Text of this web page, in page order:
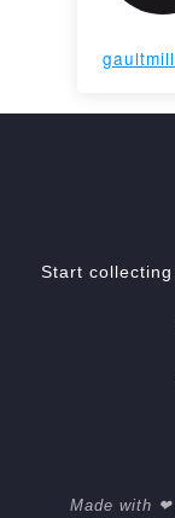
Start
Made with ❤